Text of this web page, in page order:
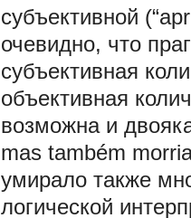
субъективной
очевидно, что
субъективная
объективная
возможна и
mas também
умирало также
логической